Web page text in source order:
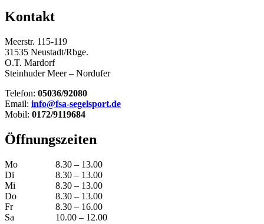
Kontakt
Meerstr. 115-119
31535 Neustadt/Rbge.
O.T. Mardorf
Steinhuder Meer – Nordufer
Telefon: 05036/92080
Email: info@fsa-segelsport.de
Mobil: 0172/9119684
Öffnungszeiten
Mo
8.30 – 13.00
Di
8.30 – 13.00
Mi
8.30 – 13.00
Do
8.30 – 13.00
Fr
8.30 – 16.00
Sa
10.00 – 12.00